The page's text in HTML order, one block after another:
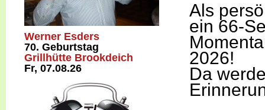
Werner Esders
70. Geburtstag
Grillhütte Brookdeich
Fr, 07.08.26
Als
ein 66-
2026!
Da